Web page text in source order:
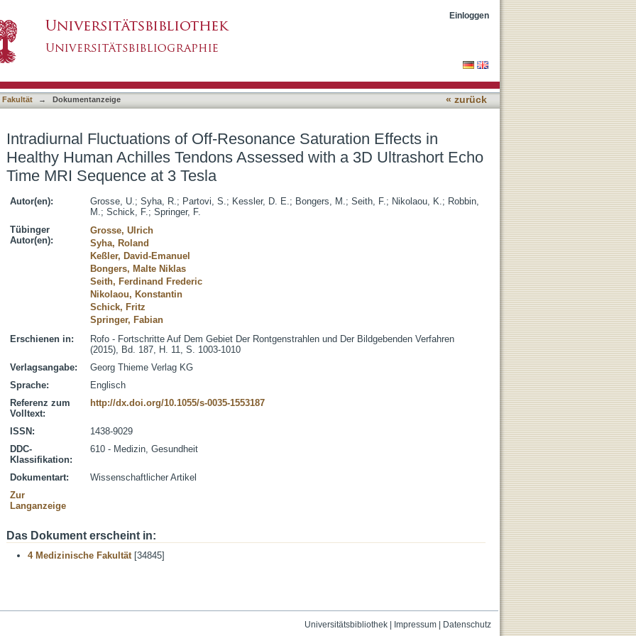
Off-Resonance Saturation Effects in Healthy Human Achilles Tendons
Echo Time MRI Sequence at 3 Tesla
Einloggen
Fakultät → Dokumentanzeige « zurück
Intradiurnal Fluctuations of Off-Resonance Saturation Effects in
Healthy Human Achilles Tendons Assessed with a 3D Ultrashort Echo
Time MRI Sequence at 3 Tesla
Autor(en): Grosse, U.; Syha, R.; Partovi, S.; Kessler, D. E.; Bongers, M.; Seith, F.; Nikolaou, K.; Robbin,
M.; Schick, F.; Springer, F.
Tübinger
Autor(en):
Grosse, Ulrich
Syha, Roland
Keßler, David-Emanuel
Bongers, Malte Niklas
Seith, Ferdinand Frederic
Nikolaou, Konstantin
Schick, Fritz
Springer, Fabian
Erschienen in:
Rofo - Fortschritte Auf Dem Gebiet Der Rontgenstrahlen und Der Bildgebenden Verfahren
(2015), Bd. 187, H. 11, S. 1003-1010
Verlagsangabe:
Georg Thieme Verlag KG
Sprache:
Englisch
Referenz zum
Volltext:
http://dx.doi.org/10.1055/s-0035-1553187
ISSN:
1438-9029
DDC-
Klassifikation:
610 - Medizin, Gesundheit
Dokumentart:
Wissenschaftlicher Artikel
Zur
Langanzeige
Das Dokument erscheint in:
4 Medizinische Fakultät[34845]
Universitätsbibliothek| Impressum| Datenschutz